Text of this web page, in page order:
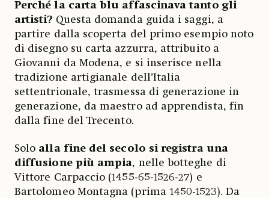
Perché la carta blu affascinava tanto gli
artisti? Questa domanda guida i saggi, a
partire dalla scoperta del primo esempio noto
di disegno su carta azzurra, attribuito a
Giovanni da Modena, e si inserisce nella
tradizione artigianale dell’Italia
settentrionale, trasmessa di generazione in
generazione, da maestro ad apprendista, fin
dalla fine del Trecento.
Solo alla fine del secolo si registra una
diffusione più ampia, nelle botteghe di
Vittore Carpaccio (1455-65-1526-27) e
Bartolomeo Montagna (prima 1450-1523). Da